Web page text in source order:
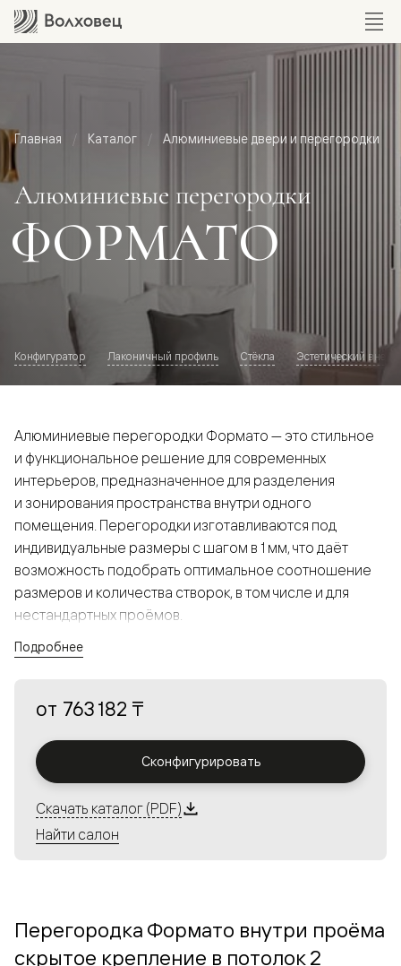
Главная Каталог Алюминиевые двери и перегородки
Алюминиевые перегородки
ФОРМАТО
Конфигуратор Лаконичный профиль Стёкла Эстетический
Алюминиевые перегородки Формато — это стильное
и функциональное решение для современных
интерьеров, предназначенное для разделения
и зонирования пространства внутри одного
помещения. Перегородки изготавливаются под
индивидуальные размеры с шагом в 1 мм, что даёт
возможность подобрать оптимальное соотношение
размеров и количества створок, в том числе и для
нестандартных проёмов.
а большой выбор вставок из стекла с различными
решения в интерьере и варьировать освещённость.
Алюминиевые перегородки имеют единый профиль
с алюминиевыми дверьми и легко сочетаются в одном
алюминиевых перегородок и дверей координируется
со стеновыми панелями Волховец.
Подробнее
от 763 182 ₸
Сконфигурировать
Скачать каталог (PDF)
Найти салон
Перегородка Формато внутри проёма
скрытое крепление в потолок 2